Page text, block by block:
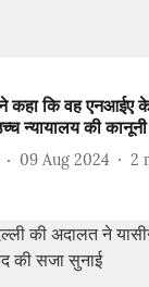
कहा कि वह एनआईए
न्यायालय की
09 Aug 2024 2